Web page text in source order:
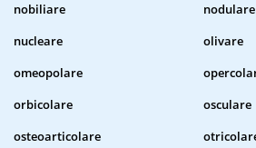
nobiliare
nodulare
nucleare
olivare
omeopolare
orbicolare
osculare
osteoarticolare